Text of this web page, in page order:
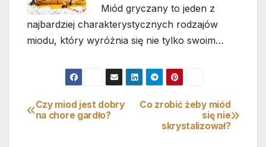
Miód gryczany to jeden z
najbardziej charakterystycznych rodzajów
miodu, który wyróżnia się nie tylko swoim…
Nawigacja
Co zrobić żeby miód
się nie
skrystalizował?
Czy miod jest dobry
na chore gardło?